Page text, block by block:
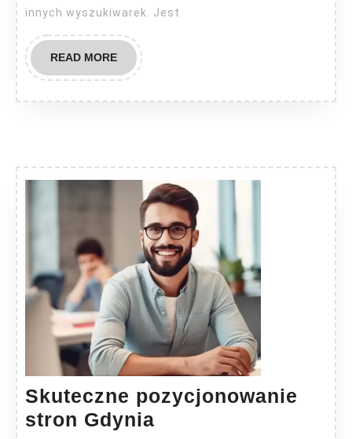
innych wyszukiwarek. Jest
READ MOREREAD
MORE
Skuteczne pozycjonowanie
stron Gdynia